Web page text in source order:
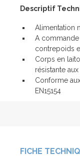
Descriptif
Alimentation
A
contrepoids
Corps en
résistante
Conforme
EN15154
FICHE